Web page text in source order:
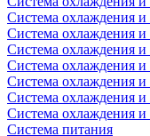
Система охлаждения
Система охлаждения
Система охлаждения
Система охлаждения
Система охлаждения
Система охлаждения
Система охлаждения и
Система питания